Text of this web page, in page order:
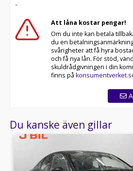
-
Att låna kostar pengar!
Om du inte kan betala
du en
svårigheter att få hyra
och få nya lån. För stöd,
skuldrådgivningen i din
finns på
Du kanske även gillar